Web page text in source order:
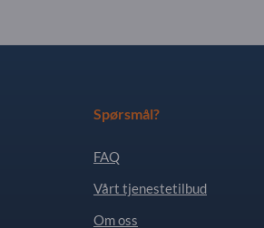
Spørsmål?
FAQ
Vårt tjenestetilbud
Om oss